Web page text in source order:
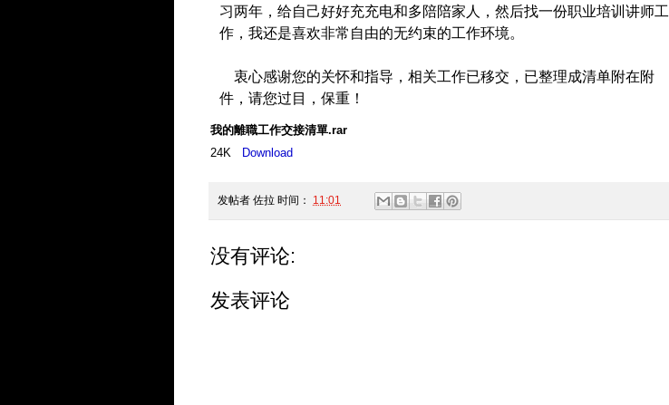
习两年，给自己好好充充电和多陪陪家人，然后找一份职业培训讲师工
作，我还是喜欢非常自由的无约束的工作环境。
衷心感谢您的关怀和指导，相关工作已移交，已整理成清单附在附
件，请您过目，保重！
我的離職工作交接清單.rar
24K
Download
发帖者 佐拉 时间： 11:01
没有评论:
发表评论